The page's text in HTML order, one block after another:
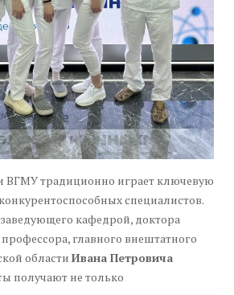
ВГМУ традиционно играет ключевую
специалистов.
кафедрой, доктора
главного внештатного
области Ивана Петровича
получают не только